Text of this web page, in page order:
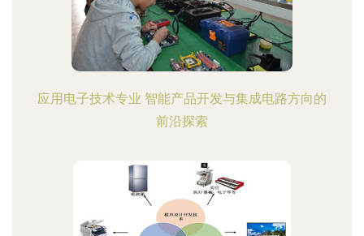
应用电子技术专业 智能产品开发与集成电路方向的
前沿探索